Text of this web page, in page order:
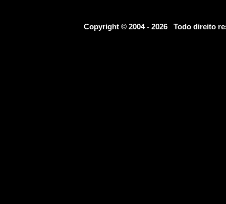
Copyright © 2004 - 2026 Todo direito